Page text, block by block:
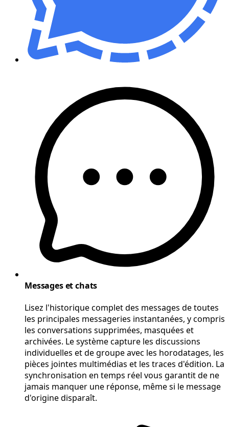
Messages et chats
Lisez l'historique complet des messages de toutes
les principales messageries instantanées, y compris
les conversations supprimées, masquées et
archivées. Le système capture les discussions
individuelles et de groupe avec les horodatages, les
pièces jointes multimédias et les traces d'édition. La
synchronisation en temps réel vous garantit de ne
jamais manquer une réponse, même si le message
d'origine disparaît.